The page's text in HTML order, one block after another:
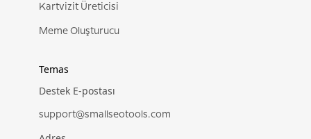
Kartvizit Üreticisi
Meme Oluşturucu
Temas
Destek E-postası
support@smallseotools.com